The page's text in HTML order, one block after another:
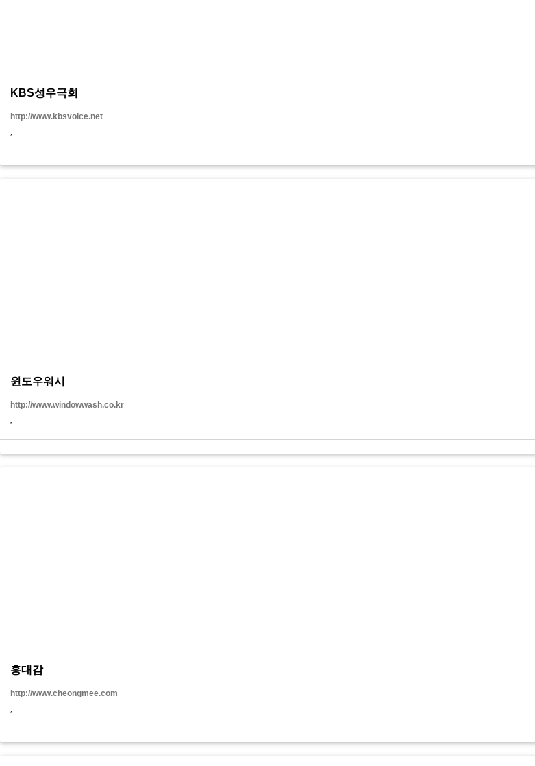
KBS성우극회
http://www.kbsvoice.net
윈도우워시
http://www.windowwash.co.kr
홍대감
http://www.cheongmee.com